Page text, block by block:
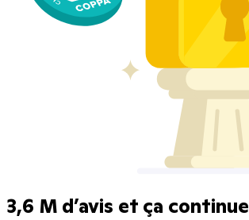
3,6 M d’avis et ça continue